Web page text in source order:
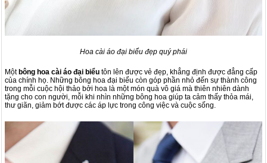
Hoa cài áo đại biểu đẹp quý phái
Mộtbông hoa cài áo đại biểu tôn lên được vẻ đẹp, khẳng định được đẳng cấp
của chính họ. Những bông hoa đại biểu còn góp phần nhỏ đến sự thành công
trong mỗi cuộc hội thảo bởi hoa là một món quà vô giá mà thiên nhiên dành
tặng cho con người, mỗi khi nhìn những bông hoa giúp ta cảm thấy thỏa mái,
thư giãn, giảm bớt được các áp lực trong công việc và cuộc sống.